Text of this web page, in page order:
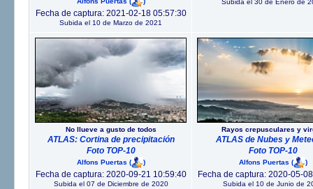
Fecha de captura: 2021-02-18 05:57:30
Subida el 10 de Marzo de 2021
Subida el 30 de Enero de
No llueve a gusto de todos
ATLAS: Cortina de precipitación
Foto TOP-10
Alfons Puertas ( )
Fecha de captura: 2020-09-21 10:59:40
Subida el 07 de Diciembre de 2020
Rayos crepusculares y
ATLAS de Nubes y
Foto TOP-10
Alfons Puertas ( )
Fecha de captura: 2020-05-
Subida el 10 de Junio de